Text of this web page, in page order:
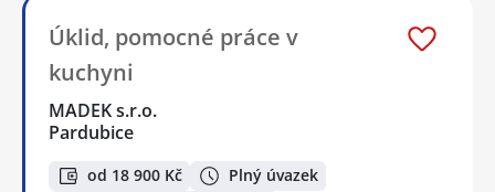
Úklid, pomocné práce v
kuchyni
MADEK s.r.o.
Pardubice
od 18 900 Kč
Plný úvazek